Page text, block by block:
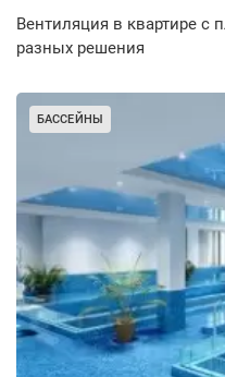
Вентиляция в квартире с
разных решения
БАССЕЙНЫ